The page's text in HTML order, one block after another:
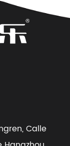
Calle